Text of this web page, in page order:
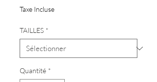
Taxe Incluse
TAILLES *
Quantité *